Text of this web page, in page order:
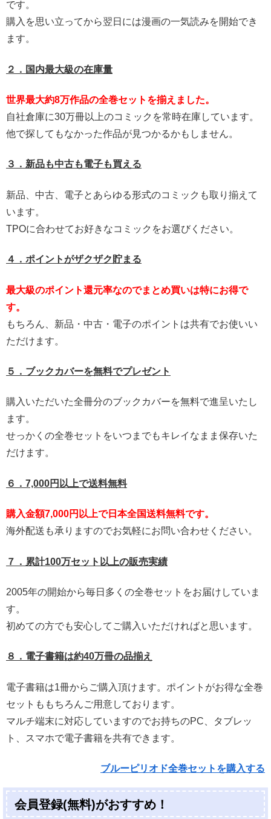
です。
購入を思い立ってから翌日には漫画の一気読みを開始でき
ます。
２．国内最大級の在庫量
世界最大約8万作品の全巻セットを揃えました。
自社倉庫に30万冊以上のコミックを常時在庫しています。
他で探してもなかった作品が見つかるかもしません。
３．新品も中古も電子も買える
新品、中古、電子とあらゆる形式のコミックも取り揃えて
います。
TPOに合わせてお好きなコミックをお選びください。
４．ポイントがザクザク貯まる
最大級のポイント還元率なのでまとめ買いは特にお得で
す。
もちろん、新品・中古・電子のポイントは共有でお使いい
ただけます。
５．ブックカバーを無料でプレゼント
購入いただいた全冊分のブックカバーを無料で進呈いたし
ます。
せっかくの全巻セットをいつまでもキレイなまま保存いた
だけます。
６．7,000円以上で送料無料
購入金額7,000円以上で日本全国送料無料です。
海外配送も承りますのでお気軽にお問い合わせください。
７．累計100万セット以上の販売実績
2005年の開始から毎日多くの全巻セットをお届けしていま
す。
初めての方でも安心してご購入いただければと思います。
８．電子書籍は約40万冊の品揃え
電子書籍は1冊からご購入頂けます。ポイントがお得な全巻
セットももちろんご用意しております。
マルチ端末に対応していますのでお持ちのPC、タブレッ
ト、スマホで電子書籍を共有できます。
ブルーピリオド全巻セットを購入する
会員登録(無料)がおすすめ！